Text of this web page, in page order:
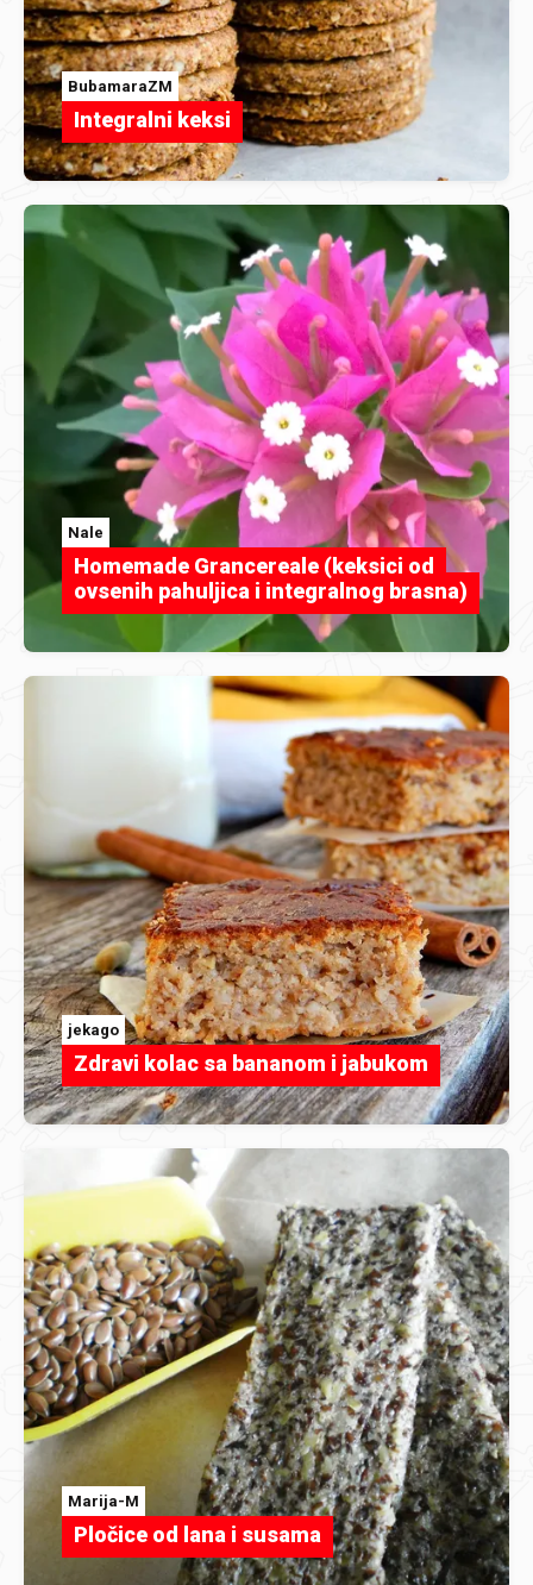
BubamaraZM
Integralni keksi
Nale
Homemade Grancereale (keksici od
ovsenih pahuljica i integralnog brasna)
jekago
Zdravi kolac sa bananom i jabukom
Marija-M
Pločice od lana i susama